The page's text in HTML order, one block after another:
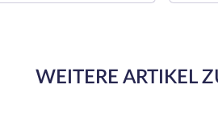
WEITERE ARTIKEL